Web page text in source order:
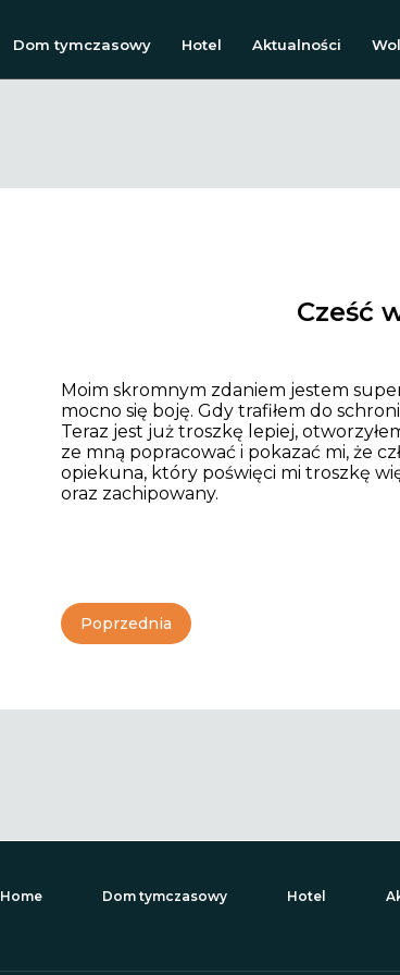
Dom tymczasowy Hotel Aktualności
Cześć
Moim skromnym zdaniem jestem
mocno się boję. Gdy trafiłem do
Teraz jest już troszkę lepiej,
ze mną popracować i pokazać mi, że
opiekuna, który poświęci mi troszkę
oraz zachipowany.
Poprzednia
Home Dom tymczasowy Hotel